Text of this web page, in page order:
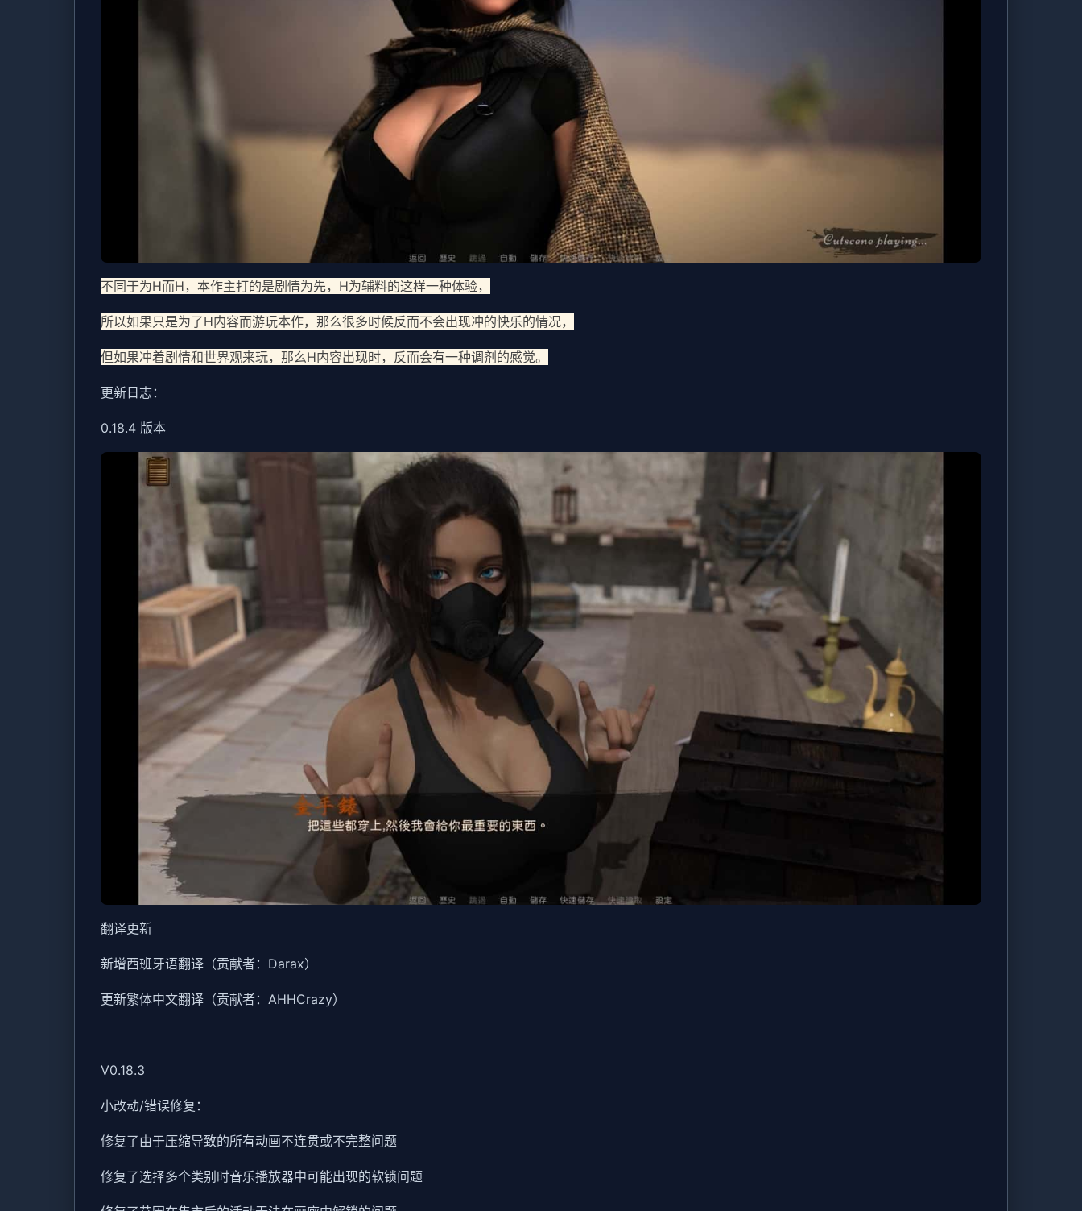
不同于为H而H，本作主打的是剧情为先，H为辅料的这样一种体验，
所以如果只是为了H内容而游玩本作，那么很多时候反而不会出现冲的快乐的情况，
但如果冲着剧情和世界观来玩，那么H内容出现时，反而会有一种调剂的感觉。
更新日志：
0.18.4 版本
翻译更新
新增西班牙语翻译（贡献者：Darax）
更新繁体中文翻译（贡献者：AHHCrazy）
V0.18.3
小改动/错误修复：
修复了由于压缩导致的所有动画不连贯或不完整问题
修复了选择多个类别时音乐播放器中可能出现的软锁问题